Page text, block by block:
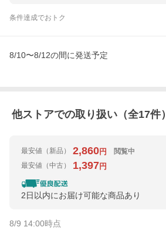
条件達成でおトク
8/10〜8/12の間に発送予定
他ストアでの取り扱い（全17件）
最安値 （新品） 2,860円
閲覧中
最安値 （中古） 1,397円
2日以内にお届け可能な商品あり
8/9 14:00時点